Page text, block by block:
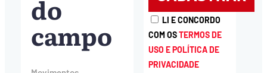
do
campo
LI E CONCORDO
COM OSTERMOS DE
USO E POLÍTICA DE
PRIVACIDADE